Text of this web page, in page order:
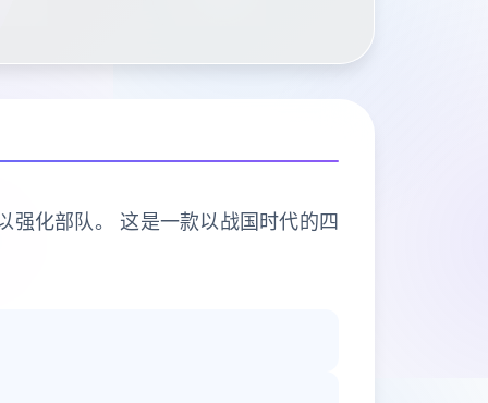
强化部队。 这是一款以战国时代的四